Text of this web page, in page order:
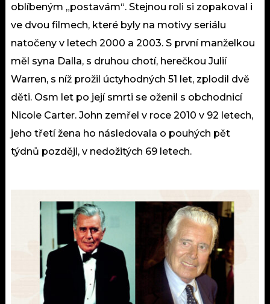
oblíbeným „postavám“. Stejnou roli si zopakoval i
ve dvou filmech, které byly na motivy seriálu
natočeny v letech 2000 a 2003. S první manželkou
měl syna Dalla, s druhou chotí, herečkou Julií
Warren, s níž prožil úctyhodných 51 let, zplodil dvě
děti. Osm let po její smrti se oženil s obchodnicí
Nicole Carter. John zemřel v roce 2010 v 92 letech,
jeho třetí žena ho následovala o pouhých pět
týdnů později, v nedožitých 69 letech.